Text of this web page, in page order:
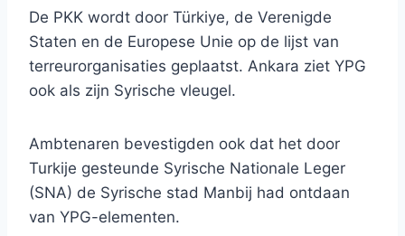
De PKK wordt door Türkiye, de Verenigde
Staten en de Europese Unie op de lijst van
terreurorganisaties geplaatst. Ankara ziet YPG
ook als zijn Syrische vleugel.
Ambtenaren bevestigden ook dat het door
Turkije gesteunde Syrische Nationale Leger
(SNA) de Syrische stad Manbij had ontdaan
van YPG-elementen.